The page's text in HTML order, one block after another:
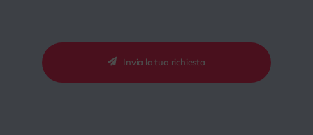
Invia la tua richiesta